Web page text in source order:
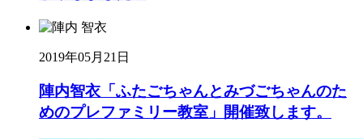
2019年05月21日
陣内智衣「ふたごちゃんとみづごちゃんのた
めのプレファミリー教室」開催致します。